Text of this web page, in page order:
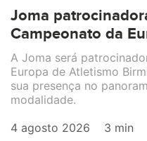
Joma
Campeonato da
A Joma será
Europa de Atletismo
sua presença no
modalidade.
4 agosto 2026
3 min